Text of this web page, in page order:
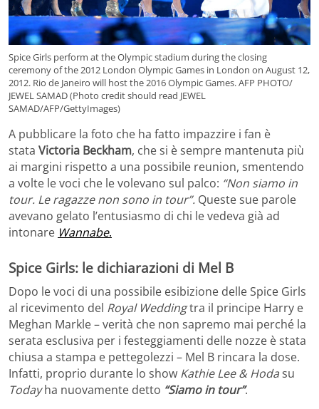
Spice Girls perform at the Olympic stadium during the closing
ceremony of the 2012 London Olympic Games in London on August 12,
2012. Rio de Janeiro will host the 2016 Olympic Games. AFP PHOTO/
JEWEL SAMAD (Photo credit should read JEWEL
SAMAD/AFP/GettyImages)
A pubblicare la foto che ha fatto impazzire i fan è
stata Victoria Beckham, che si è sempre mantenuta più
ai margini rispetto a una possibile reunion, smentendo
a volte le voci che le volevano sul palco: “Non siamo in
tour. Le ragazze non sono in tour”. Queste sue parole
avevano gelato l’entusiasmo di chi le vedeva già ad
intonare Wannabe.
Spice Girls: le dichiarazioni di Mel B
Dopo le voci di una possibile esibizione delle Spice Girls
al ricevimento del Royal Weddingtra il principe Harry e
Meghan Markle – verità che non sapremo mai perché la
serata esclusiva per i festeggiamenti delle nozze è stata
chiusa a stampa e pettegolezzi – Mel B rincara la dose.
Infatti, proprio durante lo show Kathie Lee & Hodasu
Todayha nuovamente detto “Siamo in tour”.